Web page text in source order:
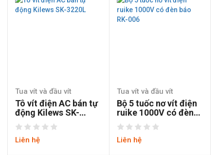
Tua vít và đầu vít
Tô vít điện AC bán tự
động Kilews SK-
3220L
Liên hệ
Tua vít và đầu vít
Bộ 5 tuốc nơ vít điện
ruike 1000V có đèn
báo RK-006
Liên hệ